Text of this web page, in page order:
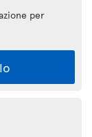
per